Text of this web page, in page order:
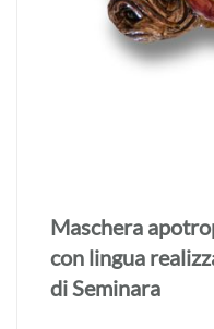
Maschera
con lingua
di Seminara